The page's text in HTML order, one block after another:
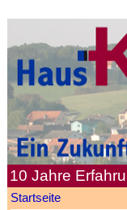
10 Jahre
Startseite